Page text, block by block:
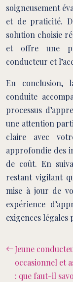
soigneusement
et de praticité.
solution choisie
et offre une
conducteur et
En conclusion,
conduite
processus
une attention
claire avec
approfondie des
de coût. En
restant vigilant
mise à jour de
expérience
exigences
Jeune
occasionnel et
: que faut-il